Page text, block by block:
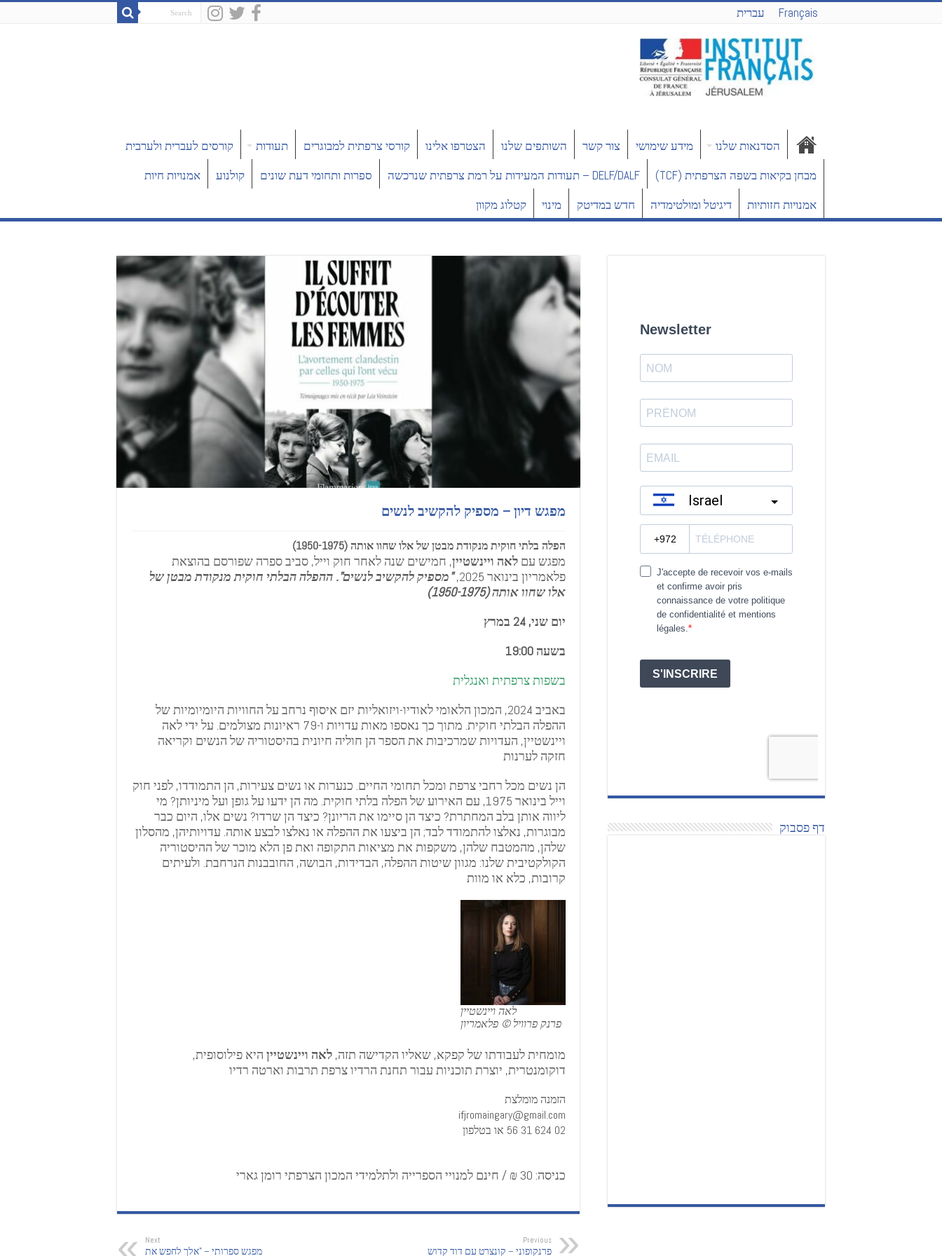
Français עברית
הסדנאות שלנו מידע שימושי צור קשר השותפים שלנו הצטרפו אלינו קורסי צרפתית למבוגרים תעודות
קורסים לעברית ולערבית
מבחן בקיאות בשפה הצרפתית (TCF)
DELF/DALF – תעודות המעידות על רמת צרפתית שנרכשה ספרות ותחומי דעת שונים קולנוע
אמנויות חיות
אמנויות חזותיות
דיגיטל ומולטימדיה חדש במדיטק מינוי קטלוג מקוון
מפגש דיון – מספיק להקשיב לנשים
הפלה בלתי חוקית מנקודת מבטן של אלו שחוו אותה (1950-1975)
מפגש עם לאה ויינשטיין, חמישים שנה לאחר חוק וייל, סביב ספרה שפורסם בהוצאת
פלאמריון בינואר 2025,
"מספיק להקשיב לנשים". ההפלה הבלתי חוקית מנקודת מבטן של
אלו שחוו אותה (1950-1975)
יום שני, 24 במרץ
בשעה 19:00
בשפות צרפתית ואנגלית
באביב 2024, המכון הלאומי לאודיו-ויזואליות יזם איסוף נרחב על החוויות היומיומיות של
ההפלה הבלתי חוקית. מתוך כך נאספו מאות עדויות ו-79 ראיונות מצולמים. על ידי לאה
ויינשטיין, העדויות שמרכיבות את הספר הן חוליה חיונית בהיסטוריה של הנשים וקריאה
חזקה לערנות
הן נשים מכל רחבי צרפת ומכל תחומי החיים. כנערות או נשים צעירות, הן התמודדו, לפני חוק
וייל בינואר 1975, עם האירוע של הפלה בלתי חוקית. מה הן ידעו על גופן ועל מיניותן? מי
ליווה אותן בלב המחתרת? כיצד הן סיימו את הריונן? כיצד הן שרדו? נשים אלו, היום כבר
מבוגרות, נאלצו להתמודד לבד; הן ביצעו את ההפלה או נאלצו לבצע אותה. עדויותיהן, מהסלון
שלהן, מהמטבח שלהן, משקפות את מציאות התקופה ואת פן הלא מוכר של ההיסטוריה
הקולקטיבית שלנו: מגוון שיטות ההפלה, הבדידות, הבושה, החובבנות הנרחבת. ולעיתים
קרובות, כלא או מוות
לאה ויינשטיין
פרנק פרוויל © פלאמריון
מומחית לעבודתו של קפקא, שאליו הקדישה תזה, לאה ויינשטיין היא פילוסופית,
דוקומנטרית, יוצרת תוכניות עבור תחנת הרדיו צרפת תרבות וארטה רדיו
הזמנה מומלצת
ifjromaingary@gmail.com
02 624 31 56 או בטלפון
כניסה: 30 ₪ / חינם למנויי הספרייה ולתלמידי המכון הצרפתי רומן גארי
Previous
פרנקופוני – קונצרט עם דוד קדוש
Next
מפגש ספרותי – "אלך לחפש את
דף פסבוק